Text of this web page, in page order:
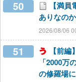
50
【満
ありなの
2026/08/06
51
【前
「2000
の修羅場に